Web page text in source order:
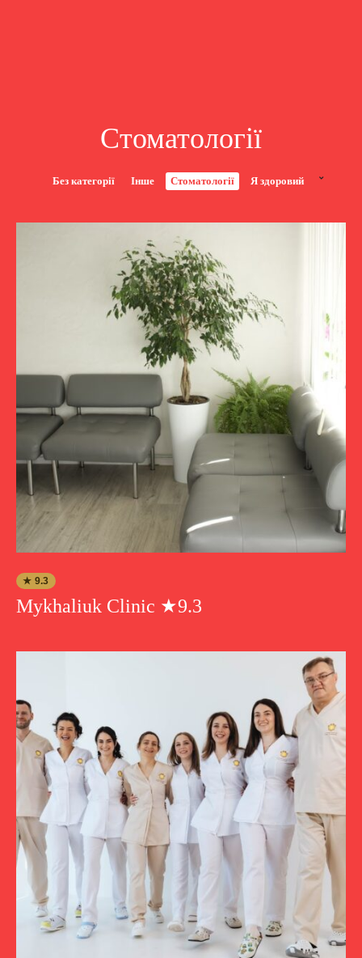
Стоматології
Без категорії Інше Стоматології Я здоровий
★ 9.3
Mykhaliuk Clinic ★9.3